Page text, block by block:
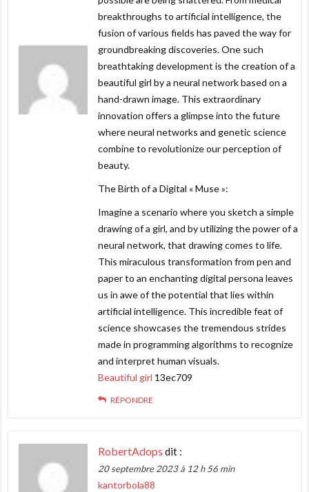
breakthroughs to artificial intelligence, the
fusion of various fields has paved the way for
groundbreaking discoveries. One such
breathtaking development is the creation of a
beautiful girl by a neural network based on a
hand-drawn image. This extraordinary
innovation offers a glimpse into the future
where neural networks and genetic science
combine to revolutionize our perception of
beauty.
The Birth of a Digital « Muse »:
Imagine a scenario where you sketch a simple
drawing of a girl, and by utilizing the power of a
neural network, that drawing comes to life.
This miraculous transformation from pen and
paper to an enchanting digital persona leaves
us in awe of the potential that lies within
artificial intelligence. This incredible feat of
science showcases the tremendous strides
made in programming algorithms to recognize
and interpret human visuals.
Beautiful girl 13ec709
RÉPONDRE
RobertAdops dit :
20 septembre 2023 à 12 h 56 min
kantorbola88